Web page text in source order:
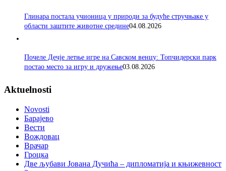
Глинара постала учионица у природи за будуће стручњаке у
области заштите животне средине04.08.2026
Почеле Дечје летње игре на Савском венцу: Топчидерски парк
постао место за игру и дружење03.08.2026
Aktuelnosti
Novosti
Барајево
Вести
Вождовац
Врачар
Гроцка
Две љубави Јована Дучића – дипломатија и књижевност